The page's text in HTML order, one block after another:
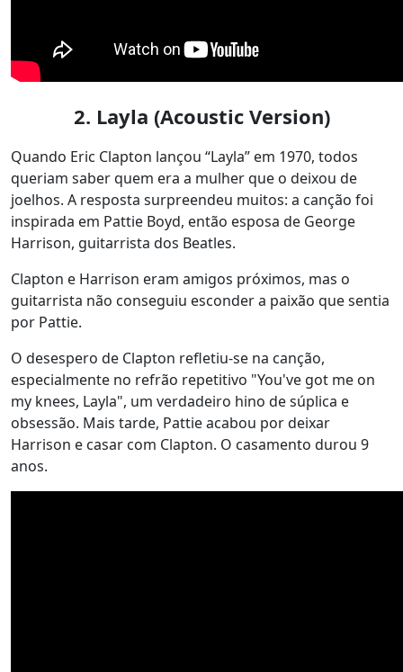
2. Layla (Acoustic Version)
Quando Eric Clapton lançou “Layla” em 1970, todos
queriam saber quem era a mulher que o deixou de
joelhos. A resposta surpreendeu muitos: a canção foi
inspirada em Pattie Boyd, então esposa de George
Harrison, guitarrista dos Beatles.
Clapton e Harrison eram amigos próximos, mas o
guitarrista não conseguiu esconder a paixão que sentia
por Pattie.
O desespero de Clapton refletiu-se na canção,
especialmente no refrão repetitivo "You've got me on
my knees, Layla", um verdadeiro hino de súplica e
obsessão. Mais tarde, Pattie acabou por deixar
Harrison e casar com Clapton. O casamento durou 9
anos.